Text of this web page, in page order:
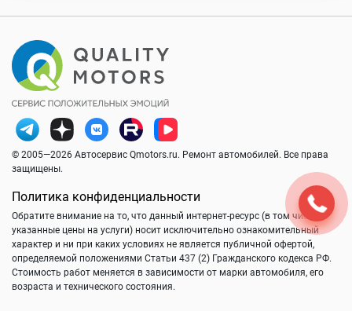
© 2005—2026 Автосервис Qmotors.ru. Ремонт автомобилей. Все права
защищены.
Политика конфиденциальности
Обратите внимание на то, что данный интернет-ресурс (в том числе
указанные цены на услуги) носит исключительно ознакомительный
характер и ни при каких условиях не является публичной офертой,
определяемой положениями Статьи 437 (2) Гражданского кодекса РФ.
Стоимость работ меняется в зависимости от марки автомобиля, его
возраста и технического состояния.